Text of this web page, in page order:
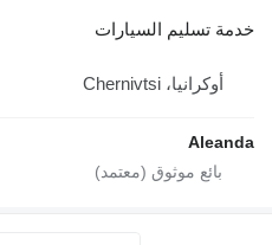
خدمة تسليم السيارات
أوكرانيا، Chernivtsi
Aleanda